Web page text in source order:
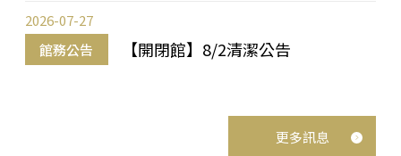
館務公告 【開閉館】8/2清潔公告
2026-07-27
更多訊息